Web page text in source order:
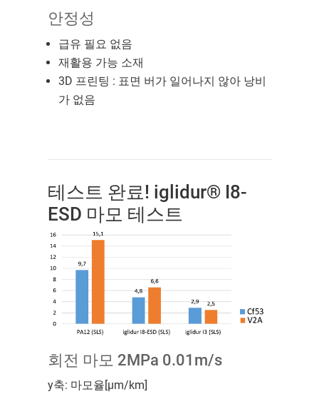
안정성
급유 필요 없음
재활용 가능 소재
3D 프린팅 : 표면 버가 일어나지 않아 낭비
가 없음
테스트 완료! iglidur® I8-
ESD 마모 테스트
회전 마모 2MPa 0.01m/s
y축: 마모율[µm/km]